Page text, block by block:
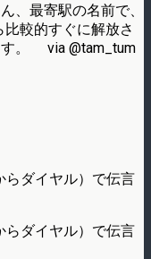
、最寄駅の名前で、
較的すぐに解放さ
す。 via @tam_tum
らダイヤル）で伝言
らダイヤル）で伝言